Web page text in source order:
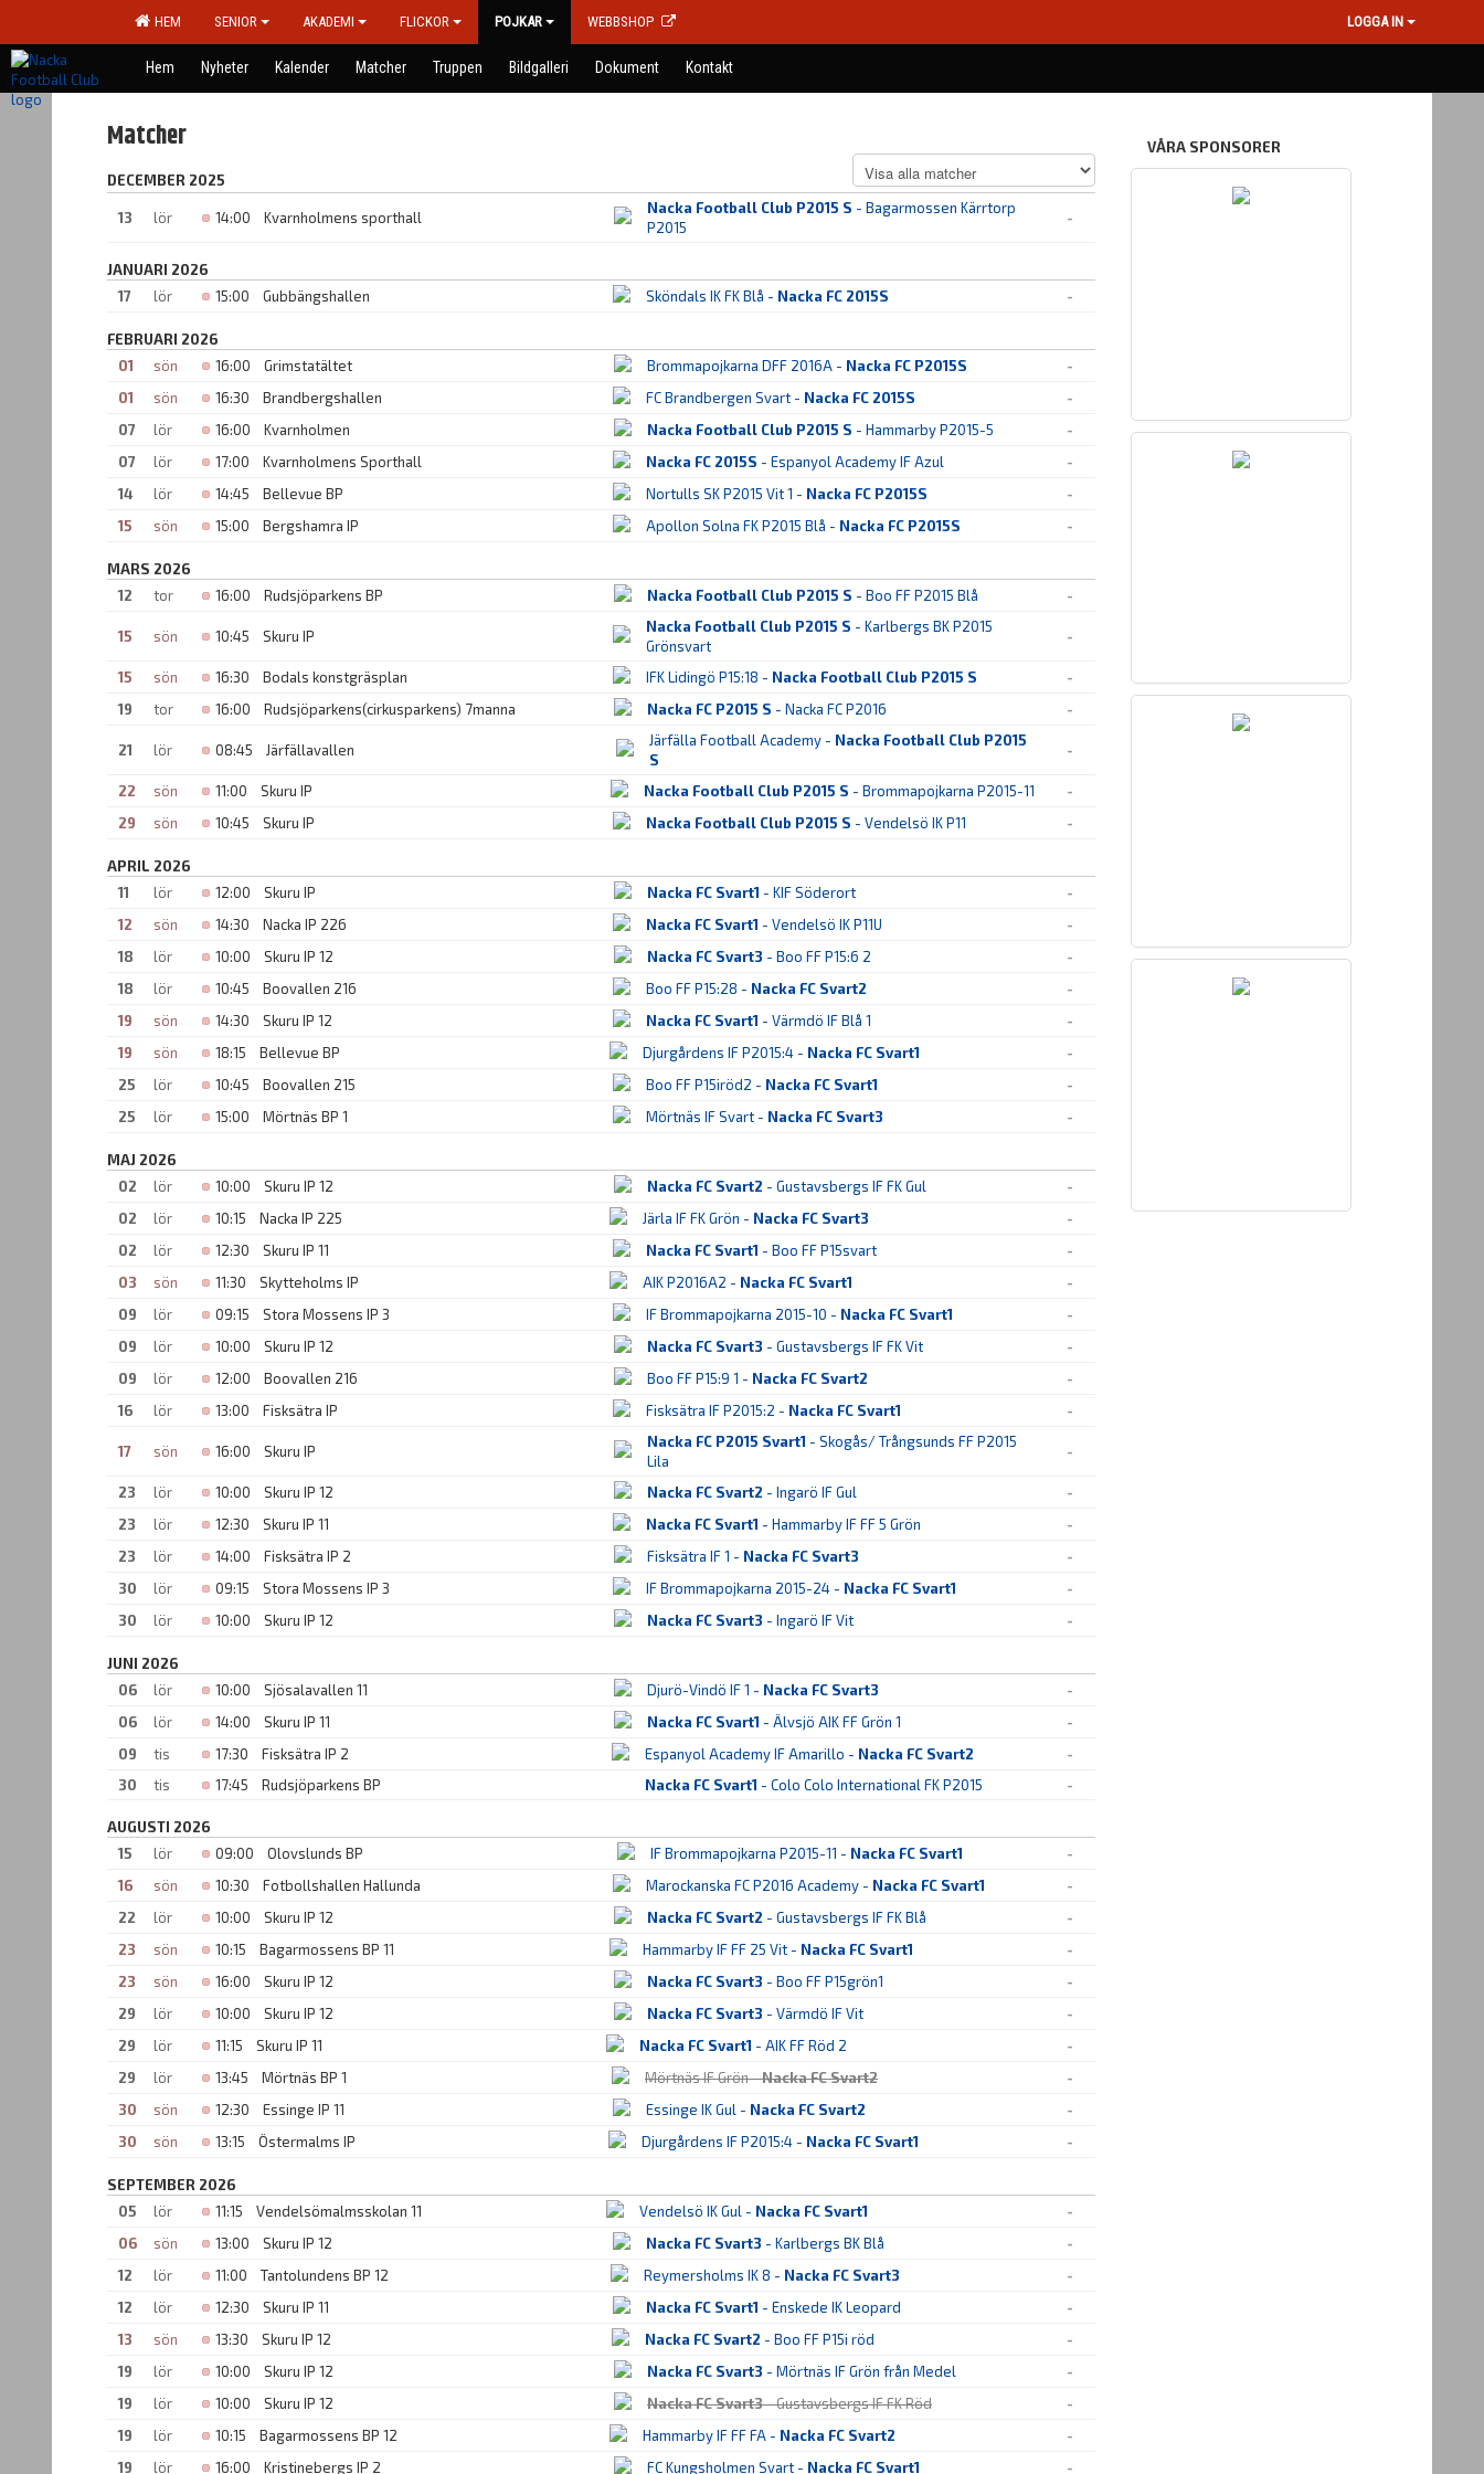
HEM SENIOR AKADEMI FLICKOR POJKAR WEBBSHOP LOGGA IN
Hem Nyheter Kalender Matcher Truppen Bildgalleri Dokument Kontakt
Matcher
DECEMBER 2025
13 lör 14:00 Kvarnholmens sporthall
Nacka Football Club P2015 S - Bagarmossen Kärrtorp
P2015
-
JANUARI 2026
17
lör 15:00 Gubbängshallen Sköndals IK FK Blå - Nacka FC 2015S -
FEBRUARI 2026
01
sön 16:00 Grimstatältet Brommapojkarna DFF 2016A - Nacka FC P2015S
-
01
sön 16:30 Brandbergshallen FC Brandbergen Svart - Nacka FC 2015S
-
07
lör 16:00 Kvarnholmen Nacka Football Club P2015 S - Hammarby P2015-5
-
07
lör 17:00 Kvarnholmens Sporthall Nacka FC 2015S - Espanyol Academy IF Azul
-
14
lör 14:45 Bellevue BP Nortulls SK P2015 Vit 1 - Nacka FC P2015S
-
15
sön 15:00 Bergshamra IP Apollon Solna FK P2015 Blå - Nacka FC P2015S -
MARS 2026
12
tor 16:00 Rudsjöparkens BP Nacka Football Club P2015 S - Boo FF P2015 Blå -
15 sön 10:45 Skuru IP
Nacka Football Club P2015 S - Karlbergs BK P2015
Grönsvart
-
15 sön 16:30 Bodals konstgräsplan IFK Lidingö P15:18 - Nacka Football Club P2015 S
-
19
tor 16:00 Rudsjöparkens(cirkusparkens) 7manna Nacka FC P2015 S - Nacka FC P2016 -
21 lör 08:45 Järfällavallen
Järfälla Football Academy - Nacka Football Club P2015
S
-
22 sön 11:00 Skuru IP Nacka Football Club P2015 S - Brommapojkarna P2015-11
-
29
sön 10:45 Skuru IP Nacka Football Club P2015 S - Vendelsö IK P11 -
APRIL 2026
11
lör 12:00 Skuru IP Nacka FC Svart1 - KIF Söderort
-
12
sön 14:30 Nacka IP 226 Nacka FC Svart1 - Vendelsö IK P11U
-
18
lör 10:00 Skuru IP 12 Nacka FC Svart3 - Boo FF P15:6 2
-
18
lör 10:45 Boovallen 216 Boo FF P15:28 - Nacka FC Svart2
-
19
sön 14:30 Skuru IP 12 Nacka FC Svart1 - Värmdö IF Blå 1
-
19
sön 18:15 Bellevue BP Djurgårdens IF P2015:4 - Nacka FC Svart1
-
25
lör 10:45 Boovallen 215 Boo FF P15iröd2 - Nacka FC Svart1
-
25
lör 15:00 Mörtnäs BP 1 Mörtnäs IF Svart - Nacka FC Svart3 -
MAJ 2026
02
lör 10:00 Skuru IP 12 Nacka FC Svart2 - Gustavsbergs IF FK Gul
-
02
lör 10:15 Nacka IP 225 Järla IF FK Grön - Nacka FC Svart3
-
02
lör 12:30 Skuru IP 11 Nacka FC Svart1 - Boo FF P15svart
-
03
sön 11:30 Skytteholms IP AIK P2016A2 - Nacka FC Svart1
-
09
lör 09:15 Stora Mossens IP 3 IF Brommapojkarna 2015-10 - Nacka FC Svart1
-
09
lör 10:00 Skuru IP 12 Nacka FC Svart3 - Gustavsbergs IF FK Vit
-
09
lör 12:00 Boovallen 216 Boo FF P15:9 1 - Nacka FC Svart2
-
16
lör 13:00 Fisksätra IP Fisksätra IF P2015:2 - Nacka FC Svart1 -
17 sön 16:00 Skuru IP
Nacka FC P2015 Svart1 - Skogås/ Trångsunds FF P2015
Lila
-
23 lör 10:00 Skuru IP 12 Nacka FC Svart2 - Ingarö IF Gul
-
23
lör 12:30 Skuru IP 11 Nacka FC Svart1 - Hammarby IF FF 5 Grön
-
23
lör 14:00 Fisksätra IP 2 Fisksätra IF 1 - Nacka FC Svart3
-
30
lör 09:15 Stora Mossens IP 3 IF Brommapojkarna 2015-24 - Nacka FC Svart1
-
30
lör 10:00 Skuru IP 12 Nacka FC Svart3 - Ingarö IF Vit -
JUNI 2026
06
lör 10:00 Sjösalavallen 11 Djurö-Vindö IF 1 - Nacka FC Svart3
-
06
lör 14:00 Skuru IP 11 Nacka FC Svart1 - Älvsjö AIK FF Grön 1
-
09
tis 17:30 Fisksätra IP 2 Espanyol Academy IF Amarillo - Nacka FC Svart2
-
30
tis 17:45 Rudsjöparkens BP Nacka FC Svart1 - Colo Colo International FK P2015 -
AUGUSTI 2026
15
lör 09:00 Olovslunds BP IF Brommapojkarna P2015-11 - Nacka FC Svart1
-
16
sön 10:30 Fotbollshallen Hallunda Marockanska FC P2016 Academy - Nacka FC Svart1
-
22
lör 10:00 Skuru IP 12 Nacka FC Svart2 - Gustavsbergs IF FK Blå
-
23
sön 10:15 Bagarmossens BP 11 Hammarby IF FF 25 Vit - Nacka FC Svart1
-
23
sön 16:00 Skuru IP 12 Nacka FC Svart3 - Boo FF P15grön1
-
29
lör 10:00 Skuru IP 12 Nacka FC Svart3 - Värmdö IF Vit
-
29
lör 11:15 Skuru IP 11 Nacka FC Svart1 - AIK FF Röd 2
-
29
lör 13:45 Mörtnäs BP 1 Mörtnäs IF Grön -Nacka FC Svart2
-
30
sön 12:30 Essinge IP 11 Essinge IK Gul - Nacka FC Svart2
-
30
sön 13:15 Östermalms IP Djurgårdens IF P2015:4 - Nacka FC Svart1 -
SEPTEMBER 2026
05
lör 11:15 Vendelsömalmsskolan 11 Vendelsö IK Gul - Nacka FC Svart1
-
06
sön 13:00 Skuru IP 12 Nacka FC Svart3 - Karlbergs BK Blå
-
12
lör 11:00 Tantolundens BP 12 Reymersholms IK 8 - Nacka FC Svart3
-
12
lör 12:30 Skuru IP 11 Nacka FC Svart1 - Enskede IK Leopard
-
13
sön 13:30 Skuru IP 12 Nacka FC Svart2 - Boo FF P15i röd
-
19
lör 10:00 Skuru IP 12 Nacka FC Svart3 - Mörtnäs IF Grön från Medel
-
19
lör 10:00 Skuru IP 12 Nacka FC Svart3- Gustavsbergs IF FK Röd
-
19
lör 10:15 Bagarmossens BP 12 Hammarby IF FF FA - Nacka FC Svart2
-
19
lör 16:00 Kristinebergs IP 2 FC Kungsholmen Svart - Nacka FC Svart1 -
VÅRA SPONSORER